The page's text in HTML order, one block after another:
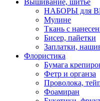
НАБОРЫ для
Мулине
Ткань с
Бисер, пайетки
Заплатки,
Флористика
Бумага
Фетр и органза
Проволока,
Фоамиран